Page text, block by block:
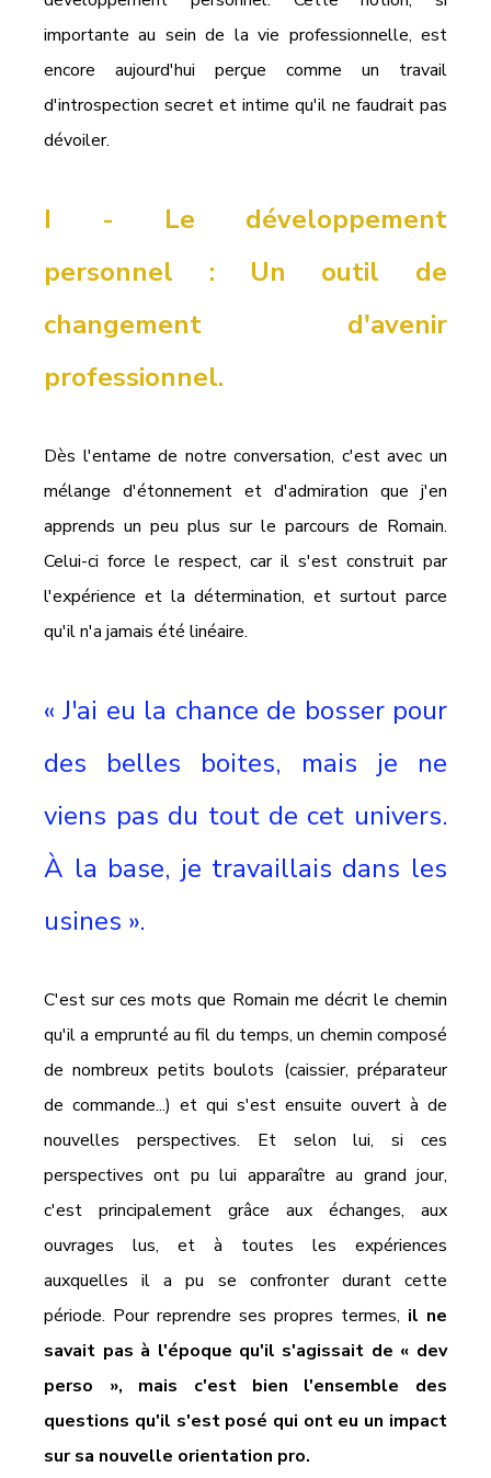
importante au sein de la vie professionnelle, est
encore aujourd'hui perçue comme un travail
d'introspection secret et intime qu'il ne faudrait pas
dévoiler.
I - Le développement
personnel : Un outil de
changement d'avenir
professionnel.
Dès l'entame de notre conversation, c'est avec un
mélange d'étonnement et d'admiration que j'en
apprends un peu plus sur le parcours de Romain.
Celui-ci force le respect, car il s'est construit par
l'expérience et la détermination, et surtout parce
qu'il n'a jamais été linéaire.
« J'ai eu la chance de bosser pour
des belles boites, mais je ne
viens pas du tout de cet univers.
À la base, je travaillais dans les
usines ».
C'est sur ces mots que Romain me décrit le chemin
qu'il a emprunté au fil du temps, un chemin composé
de nombreux petits boulots (caissier, préparateur
de commande...) et qui s'est ensuite ouvert à de
nouvelles perspectives. Et selon lui, si ces
perspectives ont pu lui apparaître au grand jour,
c'est principalement grâce aux échanges, aux
ouvrages lus, et à toutes les expériences
auxquelles il a pu se confronter durant cette
période. Pour reprendre ses propres termes, il ne
savait pas à l'époque qu'il s'agissait de « dev
perso », mais c'est bien l'ensemble des
questions qu'il s'est posé qui ont eu un impact
sur sa nouvelle orientation pro.